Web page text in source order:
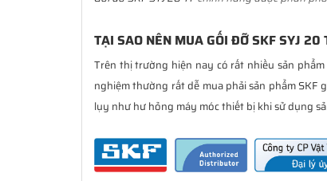
TẠI SAO NÊN MUA GỐI ĐỠ SKF SYJ 20
Trên thị trường hiện nay có rất nhiều sản phẩm
nghiệm thường rất dễ mua phải sản phẩm
lụy như hư hỏng máy móc thiết bị khi sử dụng